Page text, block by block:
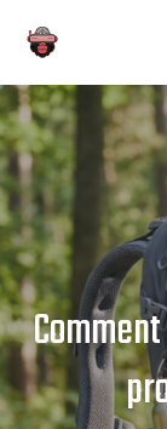
contenu